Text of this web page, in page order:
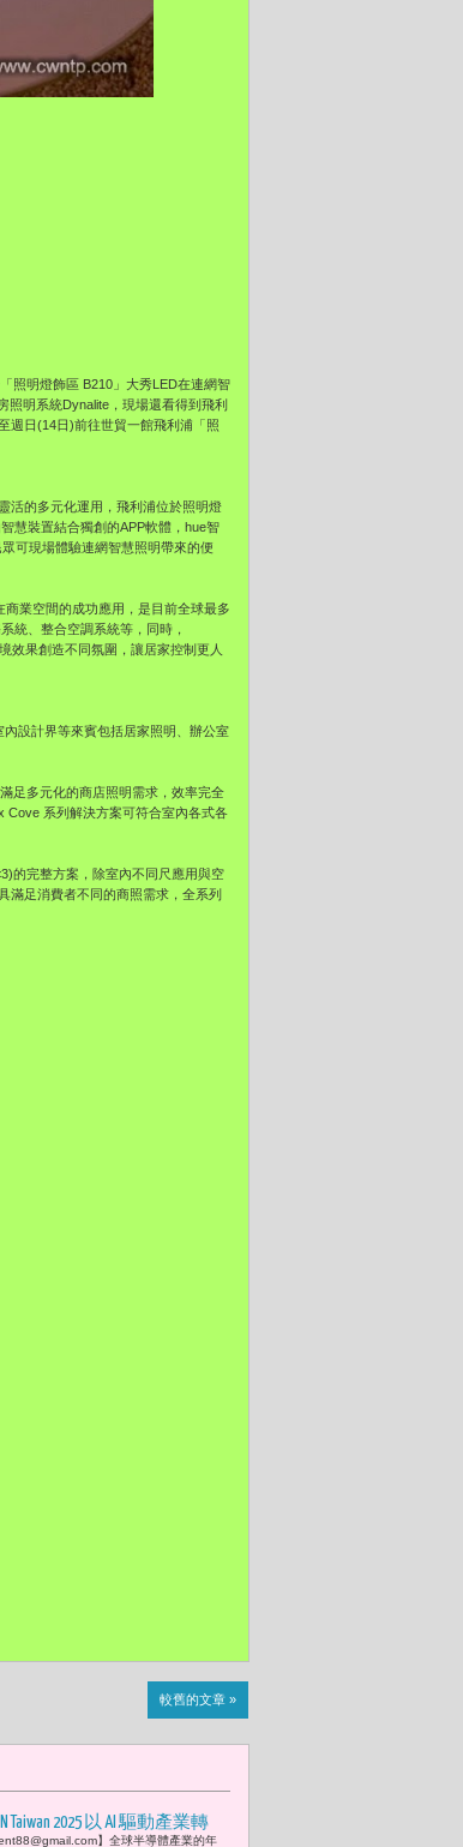
照明燈飾區 B210」大秀LED在連網智
明系統Dynalite，現場還看得到飛利
週日(14日)前往世貿一館飛利浦「照
活的多元化運用，飛利浦位於照明燈
慧裝置結合獨創的APP軟體，hue智
可現場體驗連網智慧照明帶來的便
商業空間的成功應用，是目前全球最多
統、整合空調系統等，同時，
效果創造不同氛圍，讓居家控制更人
設計界等來賓包括居家照明、辦公室
足多元化的商店照明需求，效率完全
Cove 系列解決方案可符合室內各式各
的完整方案，除室內不同尺應用與空
滿足消費者不同的商照需求，全系列
較舊的文章 »
Taiwan 2025 以 AI 驅動產業轉
】全球半導體產業的年